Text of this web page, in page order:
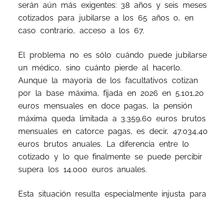
serán aún más exigentes: 38 años y seis meses
cotizados para jubilarse a los 65 años o, en
caso contrario, acceso a los 67.
El problema no es sólo cuándo puede jubilarse
un médico, sino cuánto pierde al hacerlo.
Aunque la mayoría de los facultativos cotizan
por la base máxima, fijada en 2026 en 5.101,20
euros mensuales en doce pagas, la pensión
máxima queda limitada a 3.359,60 euros brutos
mensuales en catorce pagas, es decir, 47.034,40
euros brutos anuales. La diferencia entre lo
cotizado y lo que finalmente se puede percibir
supera los 14.000 euros anuales.
Esta situación resulta especialmente injusta para